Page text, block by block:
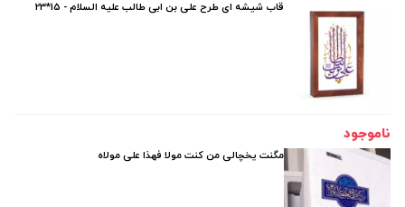
قاب شیشه ای طرح علی بن ابی طالب علیه السلام - 15*23
ناموجود
مگنت یخچالی من کنت مولا فهذا علی مولاه